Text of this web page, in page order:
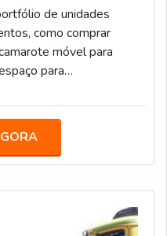
de unidades
como comprar
móvel para
para
executivo; food truck,
A
tanto no sistema de